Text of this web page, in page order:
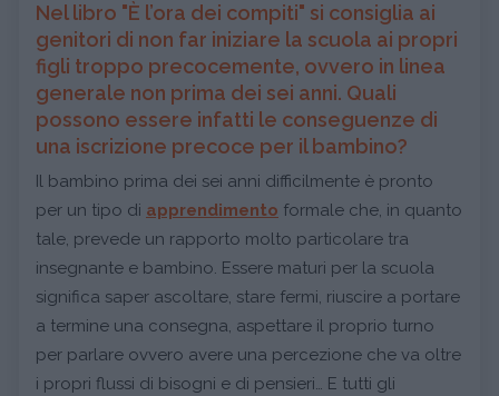
Nel libro "È l’ora dei compiti" si consiglia ai
genitori di non far iniziare la scuola ai propri
figli troppo precocemente, ovvero in linea
generale non prima dei sei anni. Quali
possono essere infatti le conseguenze di
una iscrizione precoce per il bambino?
Il bambino prima dei sei anni difficilmente è pronto
per un tipo di apprendimento formale che, in quanto
tale, prevede un rapporto molto particolare tra
insegnante e bambino. Essere maturi per la scuola
significa saper ascoltare, stare fermi, riuscire a portare
a termine una consegna, aspettare il proprio turno
per parlare ovvero avere una percezione che va oltre
i propri flussi di bisogni e di pensieri… E tutti gli